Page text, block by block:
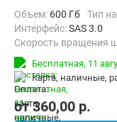
Объем: 600 Гб Тип
Интерфейс:SAS 3.0
Скорость вращения
Бесплатная, 11
карта, наличные,
от360,00 p.